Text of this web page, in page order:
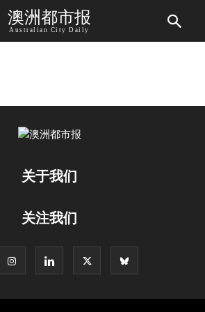
澳洲都市报
Australian City Daily
关于我们
关注我们